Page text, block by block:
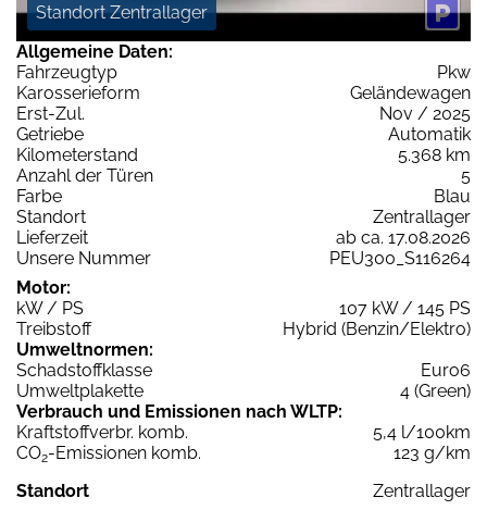
Standort Zentrallager
Allgemeine Daten:
Fahrzeugtyp
Pkw
Karosserieform
Geländewagen
Erst-Zul.
Nov / 2025
Getriebe
Automatik
Kilometerstand
5.368 km
Anzahl der Türen
5
Farbe
Blau
Standort
Zentrallager
Lieferzeit
ab ca. 17.08.2026
Unsere Nummer
PEU300_S116264
Motor:
kW / PS
107 kW / 145 PS
Treibstoff
Hybrid (Benzin/Elektro)
Umweltnormen:
Schadstoffklasse
Euro6
Umweltplakette
4 (Green)
Verbrauch und Emissionen nach WLTP:
Kraftstoffverbr. komb.
5,4 l/100km
CO2-Emissionen komb.
123 g/km
Standort
Zentrallager